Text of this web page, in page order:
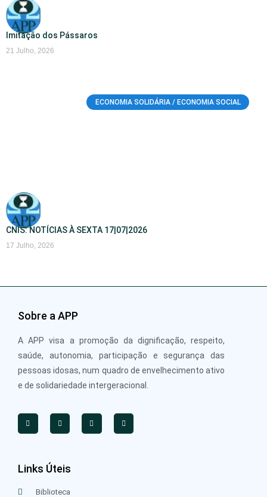
Imitação dos Pássaros
21 Julho, 2026
ECONOMIA SOLIDÁRIA / ECONOMIA SOCIAL
CNIS: NOTÍCIAS À SEXTA 17|07|2026
17 Julho, 2026
Sobre a APP
A APP visa a promoção da dignificação, respeito,
saúde, autonomia, participação e segurança das
pessoas idosas, num quadro de envelhecimento ativo
e de solidariedade intergeracional.
Links Úteis
Biblioteca